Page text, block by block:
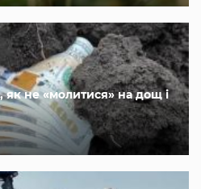
не «молитися» на дощ і